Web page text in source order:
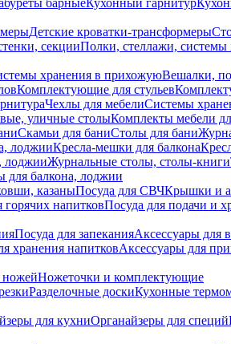
барныеКухонный гарнитур
Детские кроватки-трансформеры
секцииПолки, стеллажи, системы
хранения в прихожуюВешалки,
Комплектующие для стульев
Чехлы для мебелиСистемы
уличные столыКомплекты мебели
Скамьи для баниСтолы для бани
лоджииКресла-мешки для балкона
лоджииЖурнальные столы, столы-книги
для балкона, лоджии
казаныПосуда для СВЧКрышки и
горячих напитковПосуда для подачи и
Посуда для запеканияАксессуары для
хранения напитковАксессуары для
ножейНожеточки и комплектующие
Разделочные доскиКухонные
для кухниОрганайзеры для специй